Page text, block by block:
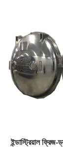
ইন্ডাস্ট্রিয়াল ফ্রিজ-